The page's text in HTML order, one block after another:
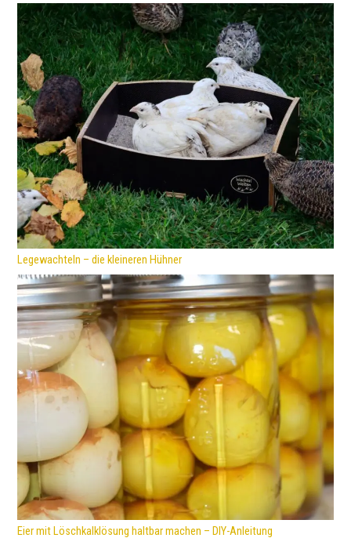
Legewachteln – die kleineren Hühner
Eier mit Löschkalklösung haltbar machen – DIY-Anleitung